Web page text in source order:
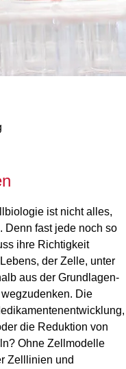
ist nicht alles,
Denn fast jede noch so
ihre Richtigkeit
der Zelle, unter
aus der Grundlagen-
Die
die Reduktion von
Ohne Zellmodelle
Zelllinien und